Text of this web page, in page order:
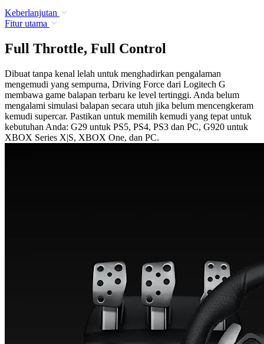
Keberlanjutan
Fitur utama
Full Throttle, Full Control
Dibuat tanpa kenal lelah untuk menghadirkan pengalaman
mengemudi yang sempurna, Driving Force dari Logitech G
membawa game balapan terbaru ke level tertinggi. Anda belum
mengalami simulasi balapan secara utuh jika belum mencengkeram
kemudi supercar. Pastikan untuk memilih kemudi yang tepat untuk
kebutuhan Anda: G29 untuk PS5, PS4, PS3 dan PC, G920 untuk
XBOX Series X|S, XBOX One, dan PC.